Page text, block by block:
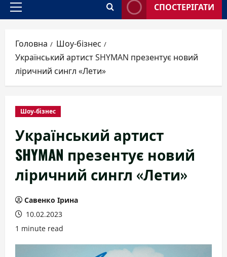
Головне
СПОСТЕРІГАТИ
Головна
Шоу-бізнес
Український артист SHYMAN презентує новий
ліричний сингл «Лети»
Шоу-бізнес
Український артист
SHYMAN презентує новий
ліричний сингл «Лети»
Савенко Ірина
10.02.2023
1 minute read